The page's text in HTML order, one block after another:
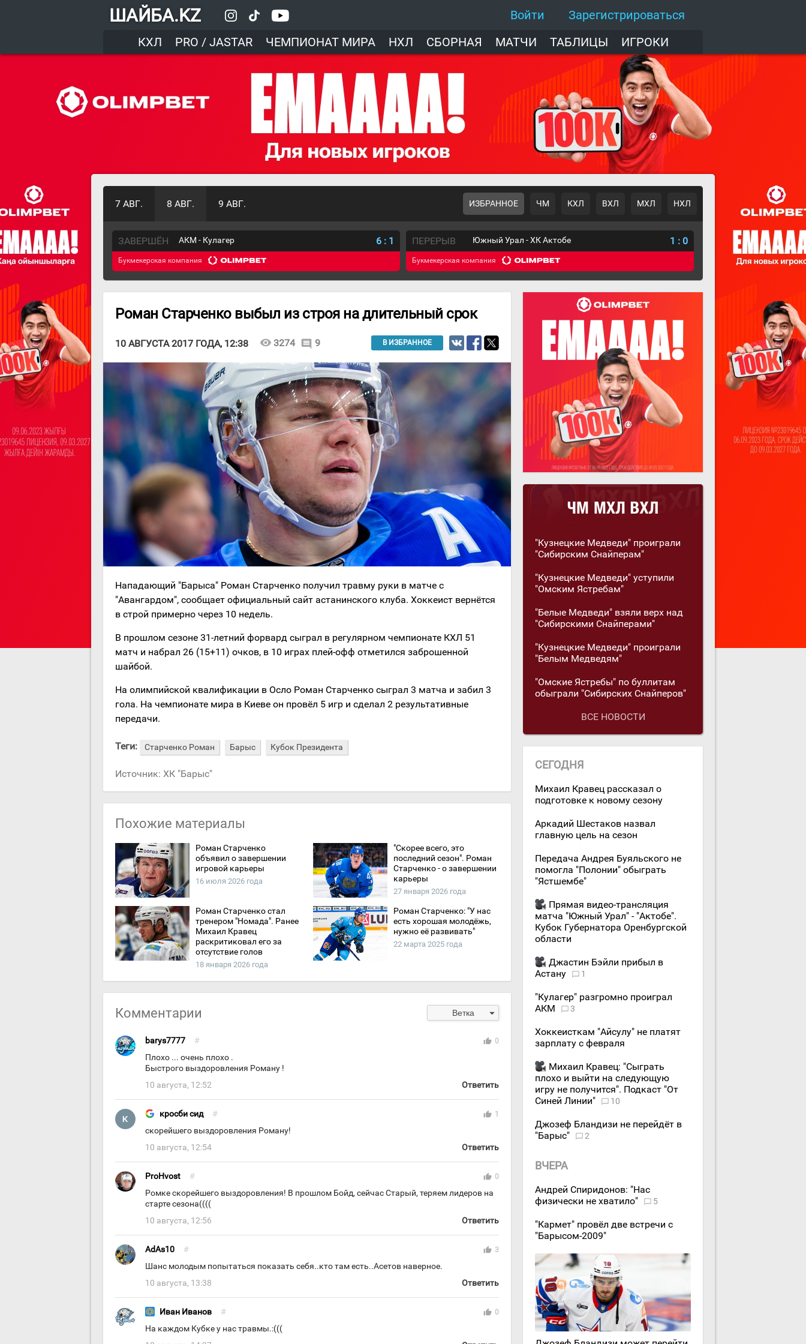
ШАЙБА.KZ Войти
Зарегистрироваться
КХЛ
PRO / JASTAR ЧЕМПИОНАТ МИРА НХЛ СБОРНАЯ МАТЧИ ТАБЛИЦЫ ИГРОКИ
7 АВГ. 8 АВГ. 9 АВГ. ИЗБРАННОЕ ЧМ КХЛ ВХЛ МХЛ НХЛ
ЗАВЕРШЁН АКМ - Кулагер 6 : 1
Букмекерская компания
ПЕРЕРЫВ Южный Урал - ХК Актобе 1 : 0
Букмекерская компания
Роман Старченко выбыл из строя на длительный срок
10 АВГУСТА 2017 ГОДА, 12:38 visibility 3274 comment 9 В ИЗБРАННОЕ
Нападающий "Барыса" Роман Старченко получил травму руки в матче с
"Авангардом", сообщает официальный сайт астанинского клуба. Хоккеист вернётся
в строй примерно через 10 недель.
В прошлом сезоне 31-летний форвард сыграл в регулярном чемпионате КХЛ 51
матч и набрал 26 (15+11) очков, в 10 играх плей-офф отметился заброшенной
шайбой.
На олимпийской квалификации в Осло Роман Старченко сыграл 3 матча и забил 3
гола. На чемпионате мира в Киеве он провёл 5 игр и сделал 2 результативные
передачи.
Теги: Старченко Роман Барыс Кубок Президента
Источник: ХК "Барыс"
Похожие материалы
Роман Старченко
объявил о завершении
игровой карьеры
16 июля 2026 года
"Скорее всего, это
последний сезон". Роман
Старченко - о завершении
карьеры
27 января 2026 года
Роман Старченко стал
тренером "Номада". Ранее
Михаил Кравец
раскритиковал его за
отсутствие голов
18 января 2026 года
Роман Старченко: "У нас
есть хорошая молодёжь,
нужно её развивать"
22 марта 2025 года
Комментарии Ветка arrow_drop_down
barys7777 # thumb_up 0
Плохо ... очень плохо .
Быстрого выздоровления Роману !
10 августа, 12:52
Ответить
кросби сид # thumb_up 1
скорейшего выздоровления Роману!
10 августа, 12:54
Ответить
ProHvost # thumb_up 0
Ромке скорейшего выздоровления! В прошлом Бойд, сейчас Старый, теряем лидеров на
старте сезона((((
10 августа, 12:56
Ответить
AdAs10 # thumb_up 3
Шанс молодым попытаться показать себя..кто там есть..Асетов наверное.
10 августа, 13:38
Ответить
Иван Иванов # thumb_up 0
На каждом Кубке у нас травмы.:(((
"Кузнецкие Медведи" проиграли
"Сибирским Снайперам"
"Кузнецкие Медведи" уступили
"Омским Ястребам"
"Белые Медведи" взяли верх над
"Сибирскими Снайперами"
"Кузнецкие Медведи" проиграли
"Белым Медведям"
"Омские Ястребы" по буллитам
обыграли "Сибирских Снайперов"
ВСЕ НОВОСТИ
СЕГОДНЯ
Михаил Кравец рассказал о
подготовке к новому сезону
Аркадий Шестаков назвал
главную цель на сезон
Передача Андрея Буяльского не
помогла "Полонии" обыграть
"Ястшембе"
Прямая видео-трансляция
матча "Южный Урал" - "Актобе".
Кубок Губернатора Оренбургской
области
Джастин Бэйли прибыл в
Астану
1
"Кулагер" разгромно проиграл
АКМ
3
Хоккеисткам "Айсулу" не платят
зарплату с февраля
Михаил Кравец: "Сыграть
плохо и выйти на следующую
игру не получится". Подкаст "От
Синей Линии"
10
Джозеф Бландизи не перейдёт в
"Барыс"
2
ВЧЕРА
Андрей Спиридонов: "Нас
физически не хватило"
5
"Кармет" провёл две встречи с
"Барысом-2009"